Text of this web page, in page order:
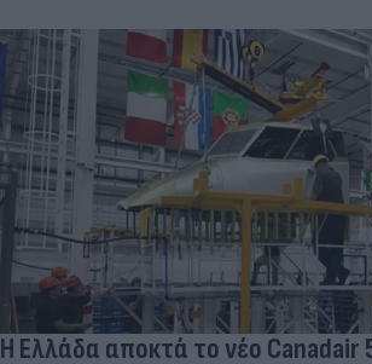
Η Ελλάδα αποκτά το νέο Canadair